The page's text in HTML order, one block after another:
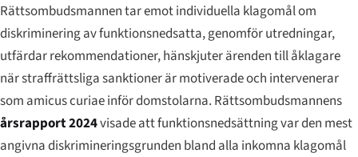
Rättsombudsmannen tar emot individuella klagomål om
diskriminering av funktionsnedsatta, genomför utredningar,
utfärdar rekommendationer, hänskjuter ärenden till åklagare
när straffrättsliga sanktioner är motiverade och intervenerar
som amicus curiaeinför domstolarna. Rättsombudsmannens
årsrapport 2024visade att funktionsnedsättning var den mest
angivna diskrimineringsgrunden bland alla inkomna klagomål